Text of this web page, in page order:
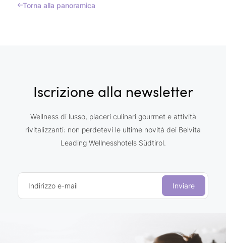
Torna alla panoramica
Iscrizione alla newsletter
Wellness di lusso, piaceri culinari gourmet e attività
rivitalizzanti: non perdetevi le ultime novità dei Belvita
Leading Wellnesshotels Südtirol.
Indirizzo e-mail Inviare